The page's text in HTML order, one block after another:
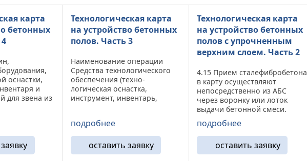
карта
бетонных
оснастки,
и
для звена из
марка,
Технологическая карта
на устройство бетонных
полов. Часть 3
Наименование операции
Средства технологического
обеспечения (техно-
логическая оснастка,
инструмент, инвентарь,
Исполнители Описание
операции 1 Очистк а
поверхности основания (при
необходимости) ...
подробнее
оставить заявку
Технологическая карта
на устройство бетонных
полов с упрочненным
верхним слоем. Часть 2
4.15 Прием сталефибробетона
в карту осуществляют
непосредственно из АБС
через воронку или лоток
выдачи бетонной смеси.
Возмо­жен прием бетона в
карту через бетононасос. 4.16
При устройстве
сталефибробетонных полов,
смеси с маркой по ...
подробнее
оставить заявку